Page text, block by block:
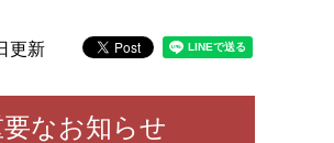
更新
なお知らせ